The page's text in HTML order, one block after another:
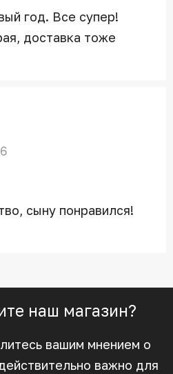
год. Все супер!
доставка тоже
сыну понравился!
наш магазин?
вашим мнением о
важно для